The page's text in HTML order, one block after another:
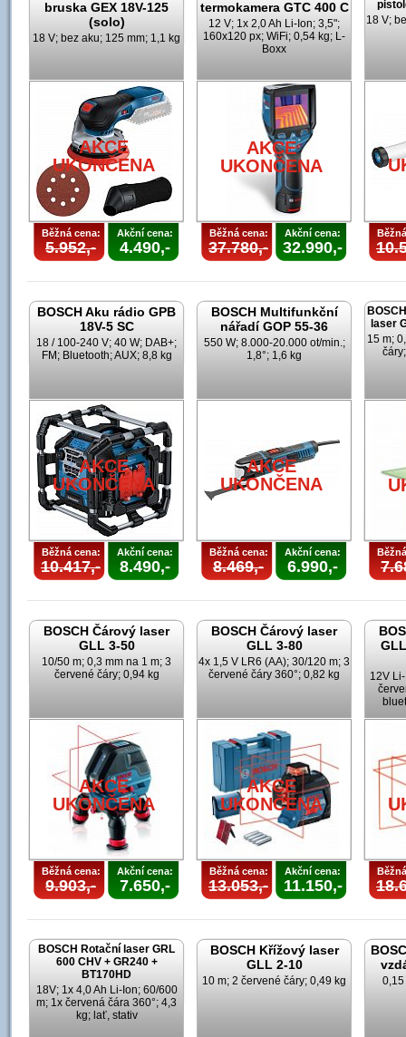
bruska GEX 18V-125
(solo)
18 V; bez aku; 125 mm; 1,1 kg
AKCE
UKONČENA
Běžná cena:
5.952,-
Akční cena:
4.490,-
termokamera GTC 400 C
12 V; 1x 2,0 Ah Li-Ion; 3,5";
160x120 px; WiFi; 0,54 kg; L-
Boxx
AKCE
UKONČENA
Běžná cena:
37.780,-
Akční cena:
32.990,-
18 V;
BOSCH Aku rádio GPB
18V-5 SC
18 / 100-240 V; 40 W; DAB+;
FM; Bluetooth; AUX; 8,8 kg
AKCE
UKONČENA
Běžná cena:
10.417,-
Akční cena:
8.490,-
BOSCH Multifunkční
nářadí GOP 55-36
550 W; 8.000-20.000 ot/min.;
1,8°; 1,6 kg
AKCE
UKONČENA
Běžná cena:
8.469,-
Akční cena:
6.990,-
laser
15 m;
BOSCH Čárový laser
GLL 3-50
10/50 m; 0,3 mm na 1 m; 3
červené čáry; 0,94 kg
AKCE
UKONČENA
Běžná cena:
9.903,-
Akční cena:
7.650,-
BOSCH Čárový laser
GLL 3-80
4x 1,5 V LR6 (AA); 30/120 m; 3
červené čáry 360°; 0,82 kg
AKCE
UKONČENA
Běžná cena:
13.053,-
Akční cena:
11.150,-
12V
BOSCH Rotační laser GRL
600 CHV + GR240 +
BT170HD
18V; 1x 4,0 Ah Li-Ion; 60/600
m; 1x červená čára 360°; 4,3
kg; lať, stativ
BOSCH Křížový laser
GLL 2-10
10 m; 2 červené čáry; 0,49 kg 0,15